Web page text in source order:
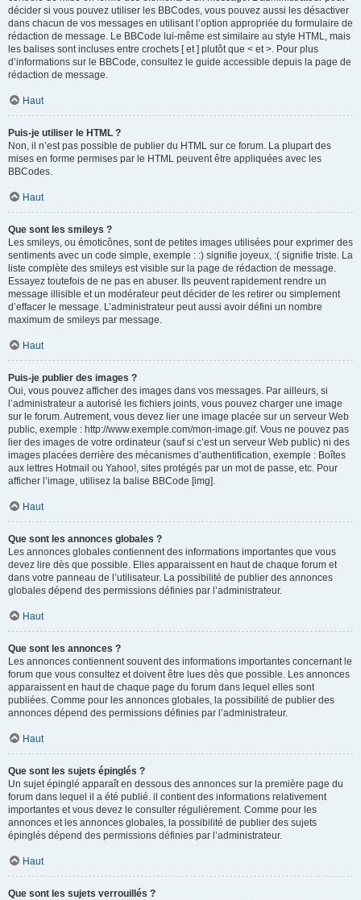
décider si vous pouvez utiliser les BBCodes, vous pouvez aussi les désactiver
dans chacun de vos messages en utilisant l’option appropriée du formulaire de
rédaction de message. Le BBCode lui-même est similaire au style HTML, mais
les balises sont incluses entre crochets [ et ] plutôt que < et >. Pour plus
d’informations sur le BBCode, consultez le guide accessible depuis la page de
rédaction de message.
Haut
Puis-je utiliser le HTML ?
Non, il n’est pas possible de publier du HTML sur ce forum. La plupart des
mises en forme permises par le HTML peuvent être appliquées avec les
BBCodes.
Haut
Que sont les smileys ?
Les smileys, ou émoticônes, sont de petites images utilisées pour exprimer des
sentiments avec un code simple, exemple : :) signifie joyeux, :( signifie triste. La
liste complète des smileys est visible sur la page de rédaction de message.
Essayez toutefois de ne pas en abuser. Ils peuvent rapidement rendre un
message illisible et un modérateur peut décider de les retirer ou simplement
d’effacer le message. L’administrateur peut aussi avoir défini un nombre
maximum de smileys par message.
Haut
Puis-je publier des images ?
Oui, vous pouvez afficher des images dans vos messages. Par ailleurs, si
l’administrateur a autorisé les fichiers joints, vous pouvez charger une image
sur le forum. Autrement, vous devez lier une image placée sur un serveur Web
public, exemple : http://www.exemple.com/mon-image.gif. Vous ne pouvez pas
lier des images de votre ordinateur (sauf si c’est un serveur Web public) ni des
images placées derrière des mécanismes d’authentification, exemple : Boîtes
aux lettres Hotmail ou Yahoo!, sites protégés par un mot de passe, etc. Pour
afficher l’image, utilisez la balise BBCode [img].
Haut
Que sont les annonces globales ?
Les annonces globales contiennent des informations importantes que vous
devez lire dès que possible. Elles apparaissent en haut de chaque forum et
dans votre panneau de l’utilisateur. La possibilité de publier des annonces
globales dépend des permissions définies par l’administrateur.
Haut
Que sont les annonces ?
Les annonces contiennent souvent des informations importantes concernant le
forum que vous consultez et doivent être lues dès que possible. Les annonces
apparaissent en haut de chaque page du forum dans lequel elles sont
publiées. Comme pour les annonces globales, la possibilité de publier des
annonces dépend des permissions définies par l’administrateur.
Haut
Que sont les sujets épinglés ?
Un sujet épinglé apparaît en dessous des annonces sur la première page du
forum dans lequel il a été publié. il contient des informations relativement
importantes et vous devez le consulter régulièrement. Comme pour les
annonces et les annonces globales, la possibilité de publier des sujets
épinglés dépend des permissions définies par l’administrateur.
Haut
Que sont les sujets verrouillés ?